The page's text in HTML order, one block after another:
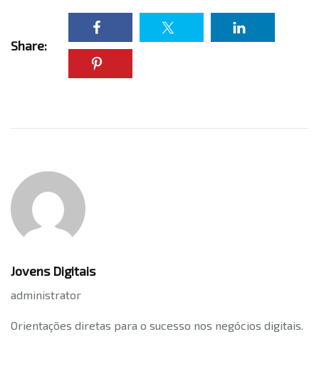
Share:
Jovens Digitais
administrator
Orientações diretas para o sucesso nos negócios digitais.